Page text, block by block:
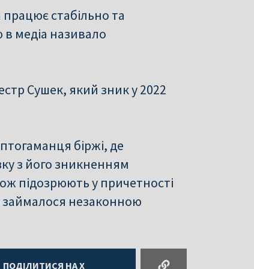
стабільно та
медіа називало
Сушек, який зник у 2022
біржі, де
з його зникненням
підозрюють у причетності
незаконною
ПОДІЛИТИСЯ НА X